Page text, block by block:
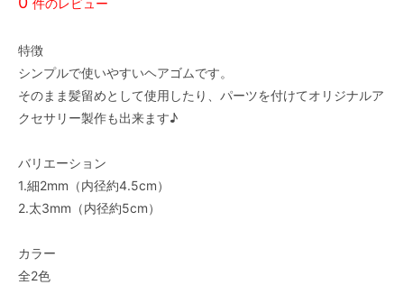
件のレビュー
特徴
シンプルで使いやすいヘアゴムです。
そのまま髪留めとして使用したり、パーツを付けてオリジナルア
クセサリー製作も出来ます♪
バリエーション
1.細2mm（内径約4.5cm）
2.太3mm（内径約5cm）
カラー
全2色